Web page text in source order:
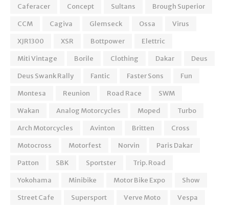
Caferacer
Concept Sultans
Brough Superior
CCM
Cagiva Glemseck Ossa
Virus
XJR1300
XSR Bottpower
Elettric
Miti Vintage
Borile Clothing Dakar
Deus
Deus Swank Rally
Fantic Faster Sons
Fun
Montesa
Reunion Road Race
SWM
Wakan
Analog Motorcycles Moped
Turbo
Arch Motorcycles
Avinton Britten
Cross
Motocross
Motorfest Norvin
Paris Dakar
Patton
SBK Sportster
Trip. Road
Yokohama
Minibike Motor Bike Expo
Show
Street Cafe
Supersport Verve Moto
Vespa